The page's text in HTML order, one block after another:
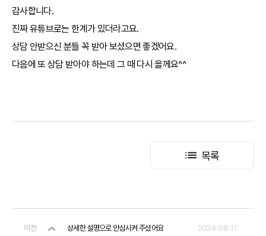
감사합니다.
진짜 유튜브로는 한계가 있더라고요.
상담 안받으신 분들 꼭 받아 보셨으면 좋겠어요.
다음에 또 상담 받아야 하는데 그 때 다시 올께요^^
목록
이전 상세한 설명으로 안심시켜 주셨어요 2024-08-11